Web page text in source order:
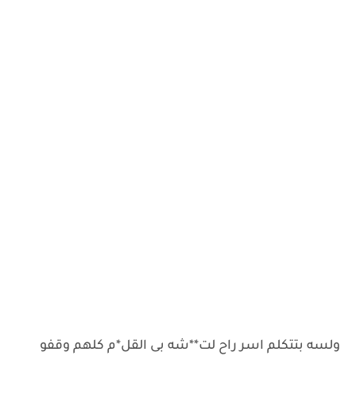
ولسه بتتكلم اسر راح لت**شه بى القل*م كلهم وقفو